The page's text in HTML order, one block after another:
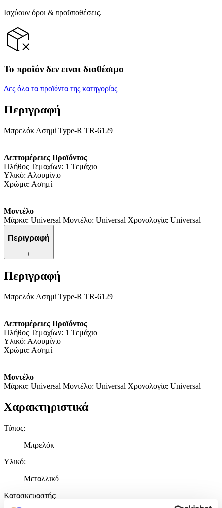
Ισχύουν όροι & προϋποθέσεις.
Το προϊόν δεν ειναι διαθέσιμο
Δες όλα τα προϊόντα της κατηγορίας
Περιγραφή
Μπρελόκ Ασημί Type-R TR-6129
Λεπτομέρειες Προϊόντος
Πλήθος Τεμαχίων: 1 Τεμάχιο
Υλικό: Αλουμίνιο
Χρώμα: Ασημί
Μοντέλο
Μάρκα: Universal Μοντέλο: Universal Χρονολογία: Universal
Περιγραφή
+
Περιγραφή
Μπρελόκ Ασημί Type-R TR-6129
Λεπτομέρειες Προϊόντος
Πλήθος Τεμαχίων: 1 Τεμάχιο
Υλικό: Αλουμίνιο
Χρώμα: Ασημί
Μοντέλο
Μάρκα: Universal Μοντέλο: Universal Χρονολογία: Universal
Χαρακτηριστικά
Τύπος:
Μπρελόκ
Υλικό:
Μεταλλικό
Κατασκευαστής: